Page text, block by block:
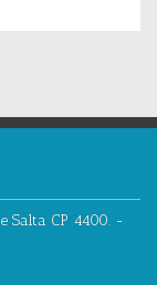
Salta CP 4400. -